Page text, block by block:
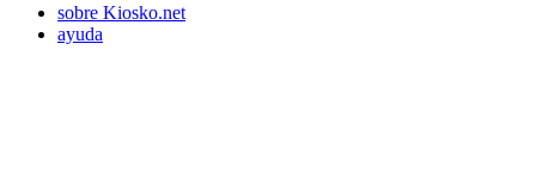
sobre Kiosko.net
ayuda